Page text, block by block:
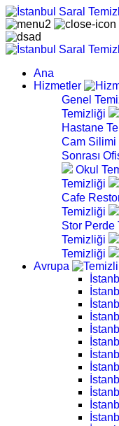
Ana
Hizmetler
Genel
Temizliği
Hastane
Cam Silimi
Sonrası
Okul
Temizliği
Cafe
Temizliği
Stor Perde
Temizliği
Temizliği
Avrupa